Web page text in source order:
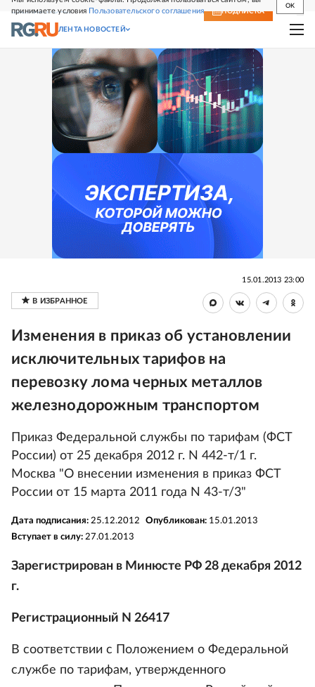
принимаете условия Пользовательского соглашения
OK
СВЕЖИЙ НОМЕР ПОДПИСКА
ЛЕНТА НОВОСТЕЙ
15.01.2013 23:00
Изменения в приказ об установлении
исключительных тарифов на
перевозку лома черных металлов
железнодорожным транспортом
Приказ Федеральной службы по тарифам (ФСТ
России) от 25 декабря 2012 г. N 442-т/1 г.
Москва "О внесении изменения в приказ ФСТ
России от 15 марта 2011 года N 43-т/3"
Дата подписания: 25.12.2012 Опубликован: 15.01.2013
Вступает в силу: 27.01.2013
Зарегистрирован в Минюсте РФ 28 декабря 2012
г.
Регистрационный N 26417
В соответствии с Положением о Федеральной
службе по тарифам, утвержденного